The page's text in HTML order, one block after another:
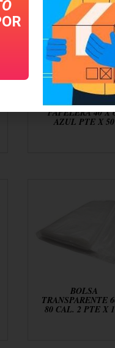
BOLSA PARA
PAPELERA 40 X
AZUL PTE X 50
BOLSA
TRANSPARENTE
80 CAL. 2 PTE X